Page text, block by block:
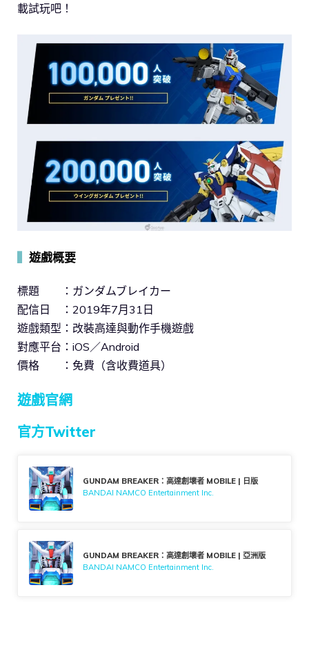
載試玩吧！
遊戲概要
標題 ：ガンダムブレイカー
配信日 ：2019年7月31日
遊戲類型：改裝高達與動作手機遊戲
對應平台：iOS／Android
價格 ：免費（含收費道具）
遊戲官網
官方Twitter
GUNDAM BREAKER：高達創壞者 MOBILE | 日版
BANDAI NAMCO Entertainment Inc.
GUNDAM BREAKER：高達創壞者 MOBILE | 亞洲版
BANDAI NAMCO Entertainment Inc.